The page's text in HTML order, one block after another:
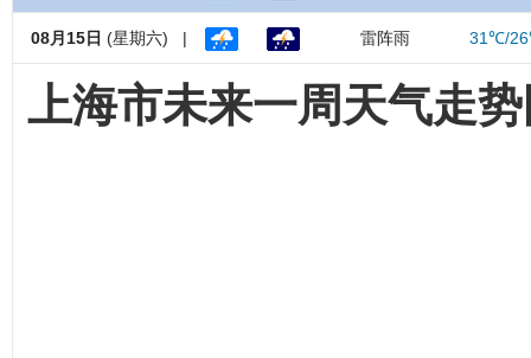
08月15日 (星期六) | 雷阵雨 31℃/
上海市未来一周天气走